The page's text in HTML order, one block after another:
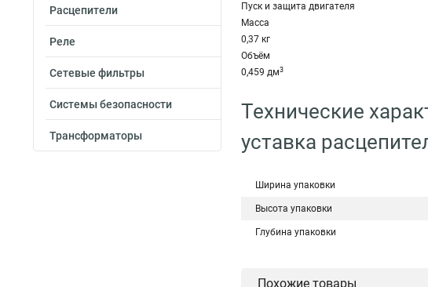
Расцепители
Реле
Сетевые фильтры
Системы безопасности
Трансформаторы
Пуск и защита двигателя
Масса
0,37 кг
Объём
0,459 дм3
Технические
уставка
Ширина упаковки
Высота упаковки
Глубина упаковки
Похожие товары